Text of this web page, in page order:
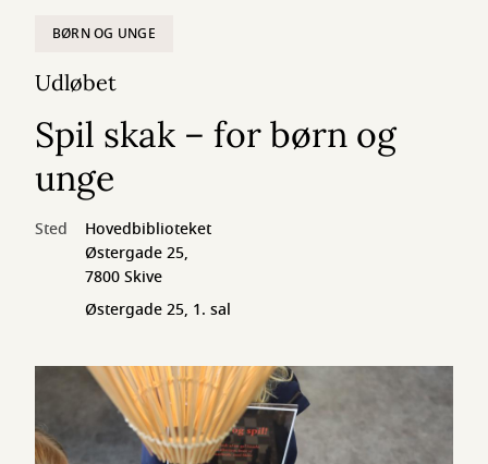
BØRN OG UNGE
Udløbet
Spil skak – for børn og
unge
Sted
Hovedbiblioteket
Østergade 25,
7800 Skive
Østergade 25, 1. sal